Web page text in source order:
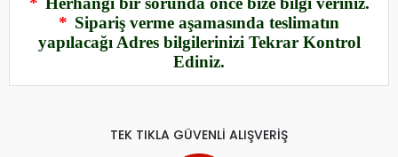
* Sipariş verme aşamasında teslimatın
yapılacağı Adres bilgilerinizi Tekrar Kontrol
Ediniz.
TEK TIKLA GÜVENLİ ALIŞVERİŞ